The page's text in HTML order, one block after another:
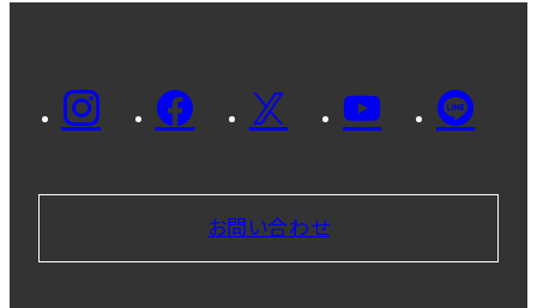
お問い合わせ